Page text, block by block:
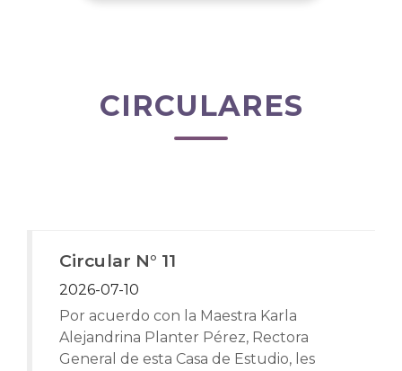
CIRCULARES
Circular N° 11
2026-07-10
Por acuerdo con la Maestra Karla
Alejandrina Planter Pérez, Rectora
General de esta Casa de Estudio, les